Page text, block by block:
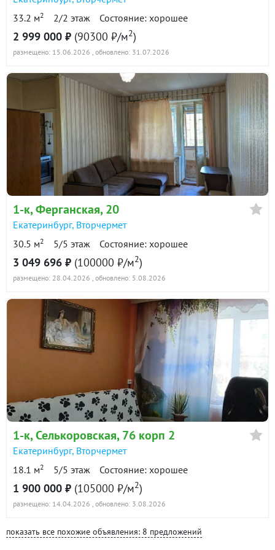
33.2 м2 2/2 этаж Состояние: хорошее
2 999 000 ₽ (90300 ₽/м2)
размещено: 15.06.2026 , обновлено: 31.07.2026
1-к, Ферганская, 20
Екатеринбург, Вторчермет
30.5 м2 5/5 этаж Состояние: хорошее
3 049 696 ₽ (100000 ₽/м2)
размещено: 28.04.2026 , обновлено: 5.08.2026
1-к, Селькоровская, 76 корп 2
Екатеринбург, Вторчермет
18.1 м2 5/5 этаж Состояние: хорошее
1 900 000 ₽ (105000 ₽/м2)
размещено: 14.04.2026 , обновлено: 3.08.2026
показать все похожие объявления: 8 предложений